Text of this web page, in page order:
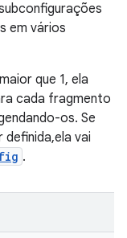
em vários
que 1, ela
cada fragmento
os. Se
vai
.